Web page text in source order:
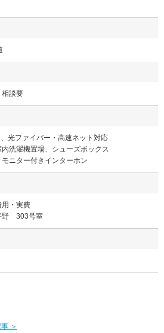
相談要
光ファイバー・高速ネット対応
洗濯機置場、シューズボックス
ニター付きインターホン
用・実費
野 303号室
＞